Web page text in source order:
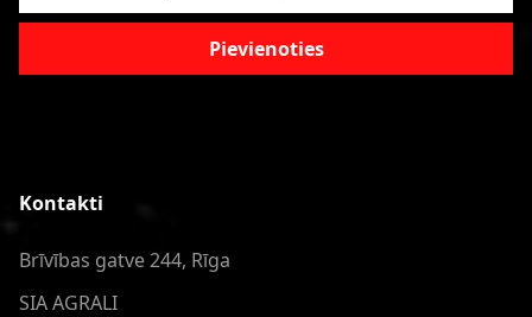
Pievienoties
Kontakti
Brīvības gatve 244, Rīga
SIA AGRALI